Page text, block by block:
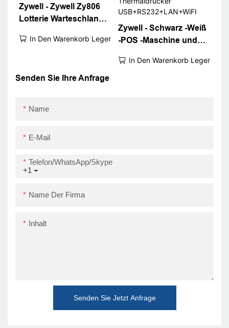
Zywell - Zywell Zy806
Lotterie Warteschlange
80mm Wandmontal Wifi
In Den Warenkorb Legen
Zywell - Schwarz -Weiß
-POS -Maschine und
Zy806 Lan WiFi
In Den Warenkorb Legen
Senden Sie Ihre Anfrage
Name
E-Mail
+1
Telefon/WhatsApp/Skype
Name Der Firma
Inhalt
Senden Sie Jetzt Anfrage